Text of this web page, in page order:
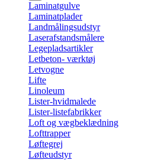
Laminatgulve
Laminatplader
Landmålingsudstyr
Laserafstandsmålere
Legepladsartikler
Letbeton- værktøj
Letvogne
Lifte
Linoleum
Lister-hvidmalede
Lister-listefabrikker
Loft og vægbeklædning
Lofttrapper
Løftegrej
Løfteudstyr